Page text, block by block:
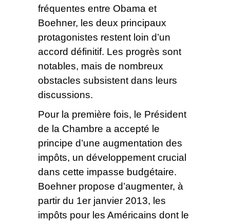
fréquentes entre Obama et
Boehner, les deux principaux
protagonistes restent loin d’un
accord définitif. Les progrès sont
notables, mais de nombreux
obstacles subsistent dans leurs
discussions.
Pour la première fois, le Président
de la Chambre a accepté le
principe d’une augmentation des
impôts, un développement crucial
dans cette impasse budgétaire.
Boehner propose d’augmenter, à
partir du 1er janvier 2013, les
impôts pour les Américains dont le